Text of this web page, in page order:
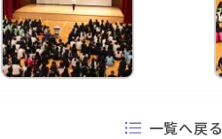
一覧へ戻る